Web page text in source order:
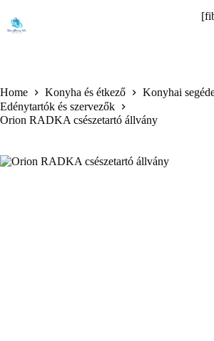
content
Home Konyha és étkező
Konyhai
Edénytartók és szervezők
Orion RADKA csészetartó állvány